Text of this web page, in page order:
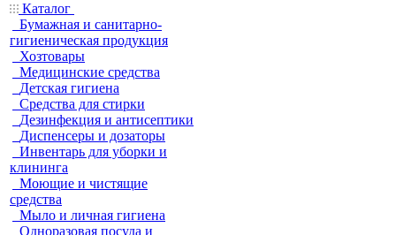
Каталог
Бумажная и санитарно-
гигиеническая продукция
Хозтовары
Медицинские средства
Детская гигиена
Средства для стирки
Дезинфекция и антисептики
Диспенсеры и дозаторы
Инвентарь для уборки и
клининга
Моющие и чистящие
средства
Мыло и личная гигиена
Одноразовая посуда и